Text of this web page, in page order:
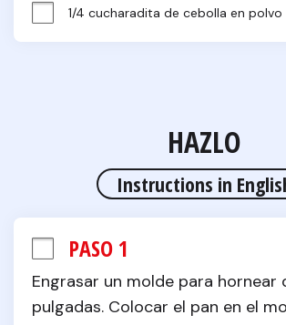
1/4 cucharadita de cebolla en polvo
HAZLO
Instructions in
PASO 1
Engrasar un molde para hornear
pulgadas. Colocar el pan en el